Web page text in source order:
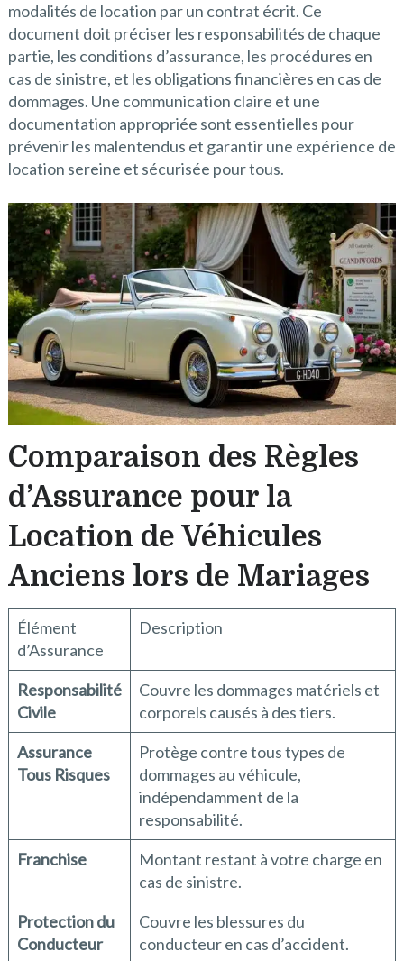
modalités de location par un contrat écrit. Ce
document doit préciser les responsabilités de chaque
partie, les conditions d’assurance, les procédures en
cas de sinistre, et les obligations financières en cas de
dommages. Une communication claire et une
documentation appropriée sont essentielles pour
prévenir les malentendus et garantir une expérience de
location sereine et sécurisée pour tous.
Comparaison des Règles
d’Assurance pour la
Location de Véhicules
Anciens lors de Mariages
Élément
d’Assurance
Description
Responsabilité
Civile
Couvre les dommages matériels et
corporels causés à des tiers.
Assurance
Tous Risques
Protège contre tous types de
dommages au véhicule,
indépendamment de la
responsabilité.
Franchise
Montant restant à votre charge en
cas de sinistre.
Protection du
Conducteur
Couvre les blessures du
conducteur en cas d’accident.